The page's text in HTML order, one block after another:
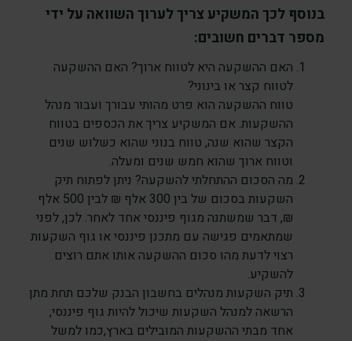
בנוסף לכך המשקיע צריך לערוך השוואה על ידי
מספר דברים חשובים:
האם ההשקעה היא לטווח ארוך? האם ההשקעה
לטווח קצר או בינוני?
טווח ההשקעה הוא פרט מהותי עבורך ועבור מנהל
ההשקעות. אם המשקיע צריך את הכספים בטווח
הקצר שהוא שנה, טווח בנוני שהוא כשלוש שנים
וטווח ארוך שהוא חמש שנים ומעלה.
מה הסכום ההתחלתי להשקעה? ניתן לפתוח תיק
השקעות בסכום של בין 300 אלף ₪ לבין 500 אלף
₪, דבר שמשתנה מגוף פיננסי אחד לאחר. לכן, לפני
שמתאמים פגישה עם מתכנן פיננסי או גוף השקעות
רצוי לדעת מהו סכום ההשקעה אותו אתם רוצים
להשקיע.
תיק השקעות מנהלים בחשבון הבנק שלכם תחת מתן
הרשאה למנהל השקעות שיכול להיות גוף פיננסי,
אחד מבתי ההשקעות המובילים בארץ,כמו למשל